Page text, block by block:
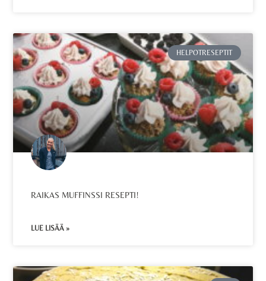
HELPOTRESEPTIT
RAIKAS MUFFINSSI RESEPTI!
LUE LISÄÄ »